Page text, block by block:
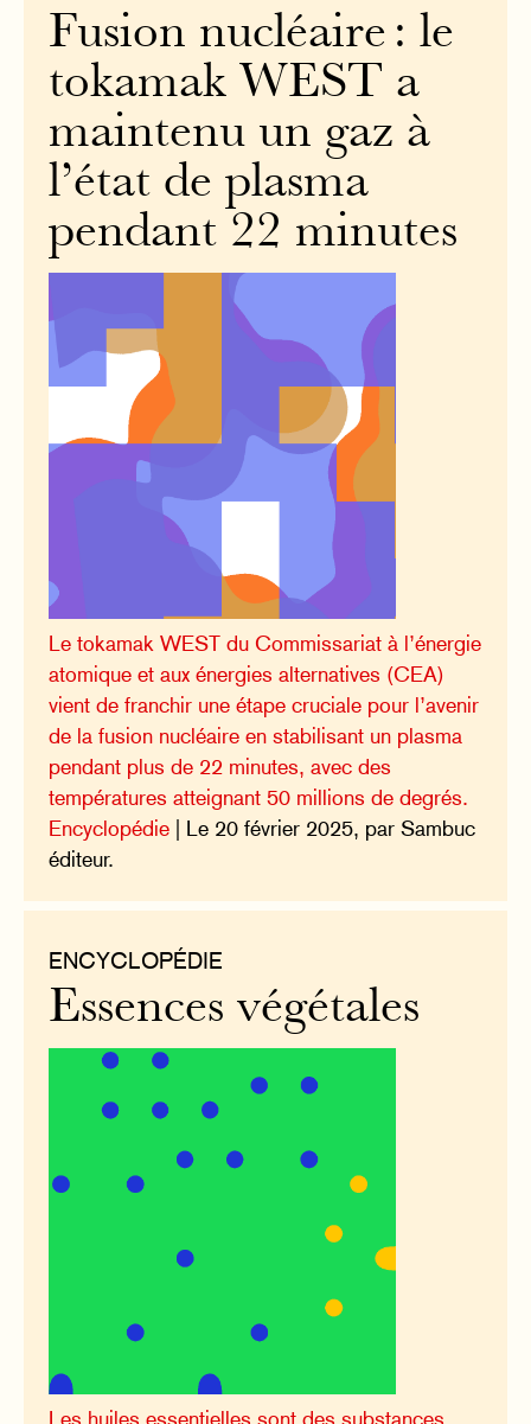
Fusion nucléaire : le
tokamak WEST a
maintenu un gaz à
l’état de plasma
pendant 22 minutes
Le tokamak WEST du Commissariat à l’énergie
atomique et aux énergies alternatives (CEA)
vient de franchir une étape cruciale pour l’avenir
de la fusion nucléaire en stabilisant un plasma
pendant plus de 22 minutes, avec des
températures atteignant 50 millions de degrés.
Encyclopédie | Le 20 février 2025, par Sambuc
éditeur.
ENCYCLOPÉDIE
Essences végétales
Les huiles essentielles sont des substances